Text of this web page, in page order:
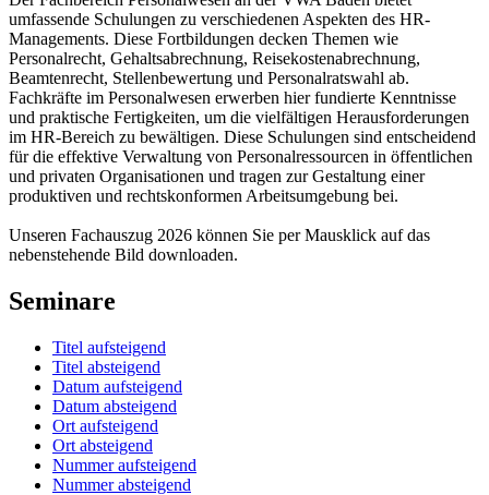
umfassende Schulungen zu verschiedenen Aspekten des HR-
Managements. Diese Fortbildungen decken Themen wie
Personalrecht, Gehaltsabrechnung, Reisekostenabrechnung,
Beamtenrecht, Stellenbewertung und Personalratswahl ab.
Fachkräfte im Personalwesen erwerben hier fundierte Kenntnisse
und praktische Fertigkeiten, um die vielfältigen Herausforderungen
im HR-Bereich zu bewältigen. Diese Schulungen sind entscheidend
für die effektive Verwaltung von Personalressourcen in öffentlichen
und privaten Organisationen und tragen zur Gestaltung einer
produktiven und rechtskonformen Arbeitsumgebung bei.
Unseren Fachauszug 2026 können Sie per Mausklick auf das
nebenstehende Bild downloaden.
Seminare
Titel aufsteigend
Titel absteigend
Datum aufsteigend
Datum absteigend
Ort aufsteigend
Ort absteigend
Nummer aufsteigend
Nummer absteigend